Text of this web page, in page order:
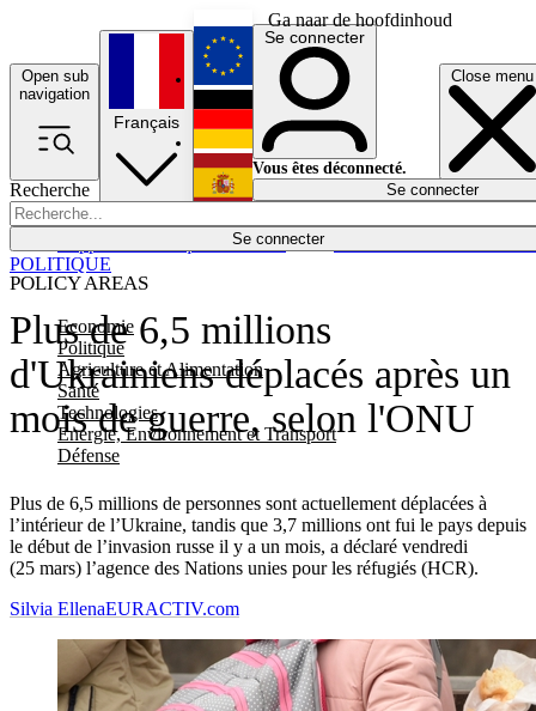
Ga naar de hoofdinhoud
Open sub
navigation
Close menu
Recherche
Se connecter
POLICY AREAS
Economie
Politique
Agriculture et Alimentation
Santé
Technologies
Energie, Environnement et Transport
Défense
Économie
Français
English
Deutsch
Español
Se connecter
Vous êtes déconnecté.
Se connecter
Plus de 6,5 millions
d'Ukrainiens déplacés après un
mois de guerre, selon l'ONU
Plus de 6,5 millions de personnes sont actuellement déplacées à
l’intérieur de l’Ukraine, tandis que 3,7 millions ont fui le pays depuis
le début de l’invasion russe il y a un mois, a déclaré vendredi
(25 mars) l’agence des Nations unies pour les réfugiés (HCR).
POLITIQUE
Silvia EllenaEURACTIV.com